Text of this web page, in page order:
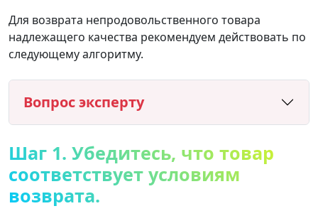
Для возврата непродовольственного товара
надлежащего качества рекомендуем действовать по
следующему алгоритму.
Вопрос эксперту
Шаг 1. Убедитесь, что товар
соответствует условиям
возврата.